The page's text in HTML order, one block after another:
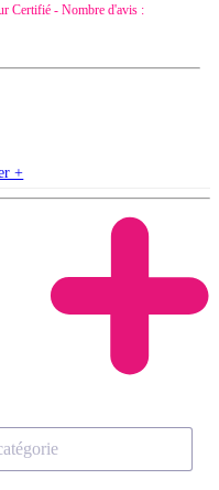
Certifié - Nombre d'avis :
+